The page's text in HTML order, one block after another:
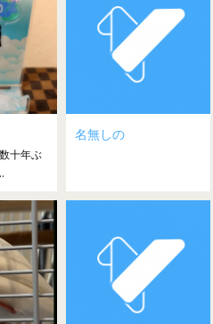
十年ぶ
名無しの